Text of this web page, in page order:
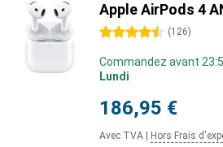
Apple AirPods 4
4.5 étoiles (126)
Commandez avant
Lundi
186,95 €
Avec TVA Hors Frais